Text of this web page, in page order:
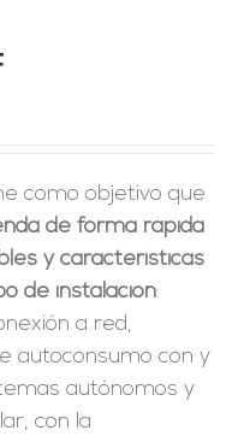
como objetivo que
de forma rápida
y características
de instalación:
a red,
autoconsumo con y
autónomos y
con la